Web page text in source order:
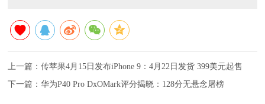
上一篇：传苹果4月15日发布iPhone 9：4月22日发货 399美元起售
下一篇：华为P40 Pro DxOMark评分揭晓：128分无悬念屠榜